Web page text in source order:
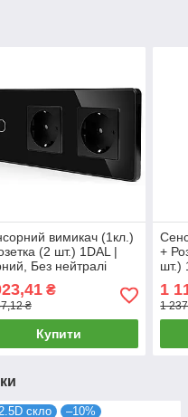
вимикач (1кл.)
(2 шт.) 1DAL |
Без нейтралі
₴
₴
Купити
+
шт.)
1
1
2.5D скло –10%